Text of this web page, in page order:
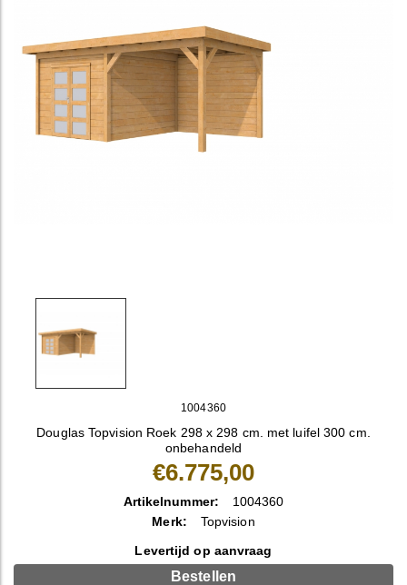
1004360
Douglas Topvision Roek 298 x 298 cm. met luifel 300 cm.
onbehandeld
€6.775,00
Artikelnummer:
1004360
Merk:
Topvision
Levertijd op aanvraag
Bestellen